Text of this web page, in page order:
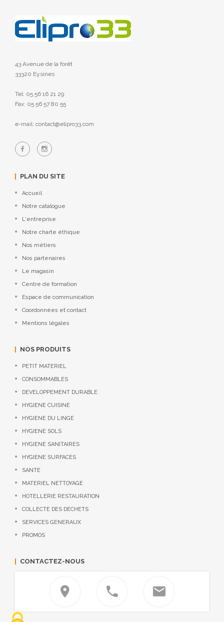
43 Avenue de la forêt
33320 Eysines
Tel: 05 56 16 21 29
Fax: 05 56 57 80 55
e-mail: contact@elipro33.com
PLAN DU SITE
Accueil
Notre catalogue
L'entreprise
Notre charte éthique
Nos métiers
Nos partenaires
Le magasin
Centre de formation
Espace de communication
Coordonnées et contact
Mentions légales
NOS PRODUITS
PETIT MATERIEL
CONSOMMABLES
DEVELOPPEMENT DURABLE
HYGIENE CUISINE
HYGIENE DU LINGE
HYGIENE SOLS
HYGIENE SANITAIRES
HYGIENE SURFACES
SANTE
MATERIEL NETTOYAGE
HOTELLERIE RESTAURATION
COLLECTE DES DECHETS
SERVICES GENERAUX
PROMOS
CONTACTEZ-NOUS